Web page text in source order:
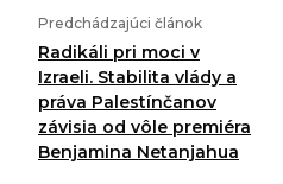
Predchádzajúci článok
Radikáli pri moci v
Izraeli. Stabilita vlády a
práva Palestínčanov
závisia od vôle premiéra
Benjamina Netanjahua